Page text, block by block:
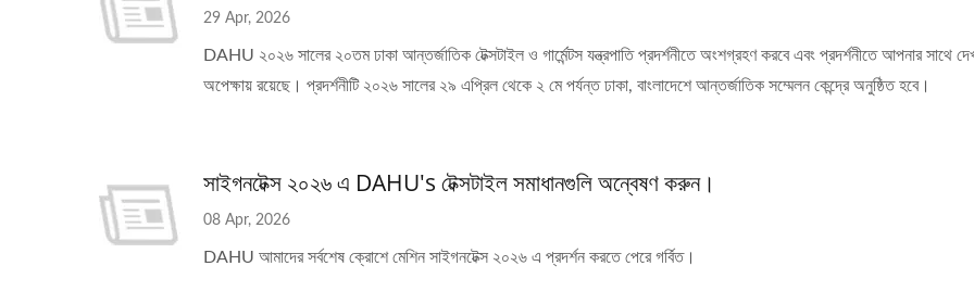
29 Apr, 2026
DAHU ২০২৬ সালের ২০তম ঢাকা আন্তর্জাতিক টেক্সটাইল ও গার্মেন্টস যন্ত্রপাতি প্রদর্শনীতে অংশগ্রহণ করবে এবং প্রদর্শনীতে আপনার সাথে
অপেক্ষায় রয়েছে। প্রদর্শনীটি ২০২৬ সালের ২৯ এপ্রিল থেকে ২ মে পর্যন্ত ঢাকা, বাংলাদেশে আন্তর্জাতিক সম্মেলন কেন্দ্রে অনুষ্ঠিত হবে।
সাইগনটেক্স ২০২৬ এ DAHU's টেক্সটাইল সমাধানগুলি অন্বেষণ করুন।
08 Apr, 2026
DAHU আমাদের সর্বশেষ ক্রোশে মেশিন সাইগনটেক্স ২০২৬ এ প্রদর্শন করতে পেরে গর্বিত।
স্বয়ংক্রিয় ৩০-ইঞ্চি ক্রোশে নিটিং মেশিন ৬ হেড কর্ড নিটিং মেশিন